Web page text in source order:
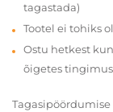
tagastada)
Tootel ei tohiks
Ostu hetkest
õigetes